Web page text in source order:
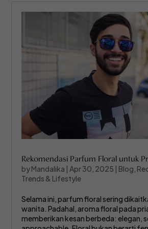
Rekomendasi Parfum Floral untuk
byMandalika | Apr 30, 2025 | Blog
Trends & Lifestyle
Selama ini, parfum floral sering
wanita. Padahal, aroma floral pada
memberikan kesan berbeda: elegan,